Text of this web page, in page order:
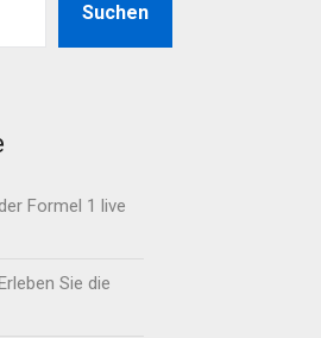
Suchen
Formel 1 live
Sie die